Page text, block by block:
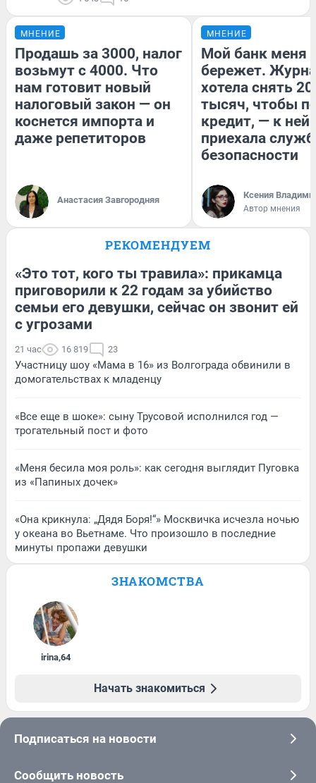
МНЕНИЕ
Продашь за 3000, налог
возьмут с 4000. Что
нам готовит новый
налоговый закон — он
коснется импорта и
даже репетиторов
Анастасия Завгородняя
МНЕНИЕ
Мой банк меня
бережет.
хотела снять
тысяч, чтобы
кредит, — к
приехала
безопасности
Ксения
Автор мнения
РЕКОМЕНДУЕМ
«Это тот, кого ты травила»: прикамца
приговорили к 22 годам за убийство
семьи его девушки, сейчас он звонит ей
с угрозами
21 час 16 819 23
Участницу шоу «Мама в 16» из Волгограда обвинили в
домогательствах к младенцу
«Все еще в шоке»: сыну Трусовой исполнился год —
трогательный пост и фото
«Меня бесила моя роль»: как сегодня выглядит Пуговка
из «Папиных дочек»
«Она крикнула: „Дядя Боря!“» Москвичка исчезла ночью
у океана во Вьетнаме. Что произошло в последние
минуты пропажи девушки
ЗНАКОМСТВА
irina,64
Начать знакомиться
Подписаться на новости
Сообщить новость